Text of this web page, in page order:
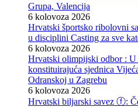
Grupa, Valencija
6 kolovoza 2026
Hrvatski športsko ribolovni
u disciplini Casting za sve
6 kolovoza 2026
Hrvatski olimpijski odbor : U
konstituirajuća sjednica
Odranskoj u Zagrebu
6 kolovoza 2026
Hrvatski biljarski savez ⓕ: